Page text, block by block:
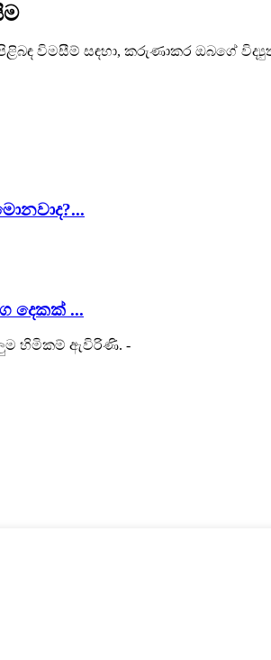
විමසීම් සඳහා, කරුණාකර ඔබගේ
දෙකක් ...
හිමිකම් ඇවිරිණි. -